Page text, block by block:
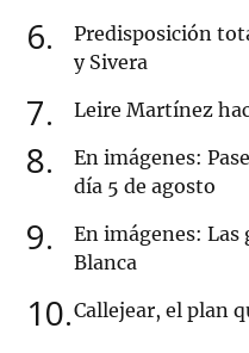
6
Predisposición
y Sivera
7 Leire Martínez
8
En imágenes:
día 5 de agosto
9
En imágenes: Las
Blanca
10 Callejear, el plan